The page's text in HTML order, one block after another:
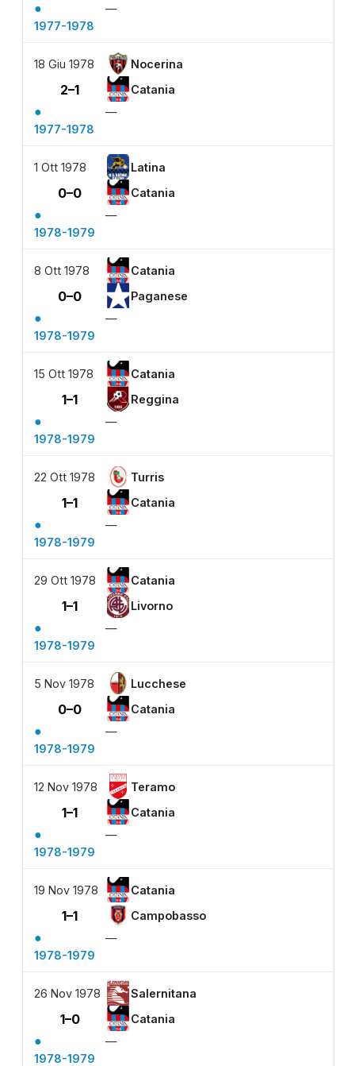
●
—
1977-1978
18 Giu 1978 Nocerina
2–1 Catania
●
—
1977-1978
1 Ott 1978 Latina
0–0 Catania
●
—
1978-1979
8 Ott 1978 Catania
0–0 Paganese
●
—
1978-1979
15 Ott 1978 Catania
1–1 Reggina
●
—
1978-1979
22 Ott 1978 Turris
1–1 Catania
●
—
1978-1979
29 Ott 1978 Catania
1–1 Livorno
●
—
1978-1979
5 Nov 1978 Lucchese
0–0 Catania
●
—
1978-1979
12 Nov 1978 Teramo
1–1 Catania
●
—
1978-1979
19 Nov 1978 Catania
1–1 Campobasso
●
—
1978-1979
26 Nov 1978 Salernitana
1–0 Catania
●
—
1978-1979